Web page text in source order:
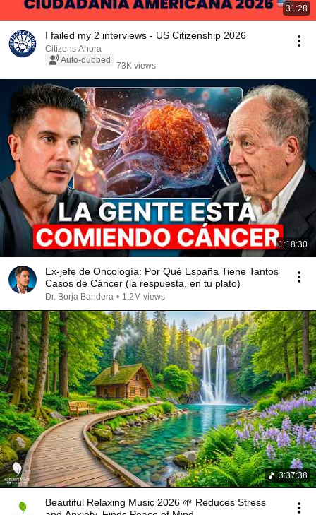
31:28
I failed my 2 interviews - US Citizenship 2026
Citizens Ahora
Auto-dubbed
73K views
1:18:30
Ex-jefe de Oncología: Por Qué España Tiene Tantos
Casos de Cáncer (la respuesta, en tu plato)
Dr. Borja Bandera • 1.2M views
3:37:38
Beautiful Relaxing Music 2026 🌱 Reduces Stress